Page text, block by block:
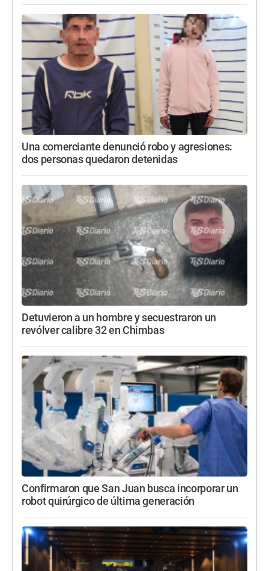
Una comerciante denunció robo y agresiones:
dos personas quedaron detenidas
Detuvieron a un hombre y secuestraron un
revólver calibre 32 en Chimbas
Confirmaron que San Juan busca incorporar un
robot quirúrgico de última generación